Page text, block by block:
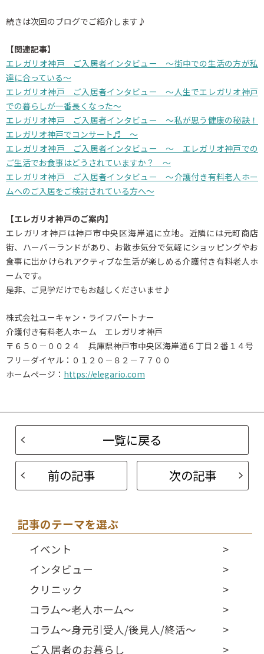
続きは次回のブログでご紹介します♪
【関連記事】
エレガリオ神戸 ご入居者インタビュー ～街中での生活の方が私
達に合っている～
エレガリオ神戸 ご入居者インタビュー ～人生でエレガリオ神戸
での暮らしが一番長くなった～
エレガリオ神戸 ご入居者インタビュー ～私が思う健康の秘訣！
エレガリオ神戸でコンサート♬ ～
エレガリオ神戸 ご入居者インタビュー ～ エレガリオ神戸での
ご生活でお食事はどうされていますか？ ～
エレガリオ神戸 ご入居者インタビュー ～介護付き有料老人ホー
ムへのご入居をご検討されている方へ～
【エレガリオ神戸のご案内】
エレガリオ神戸は神戸市中央区海岸通に立地。近隣には元町商店
街、ハーバーランドがあり、お散歩気分で気軽にショッピングやお
食事に出かけられアクティブな生活が楽しめる介護付き有料老人ホ
ームです。
是非、ご見学だけでもお越しくださいませ♪
株式会社ユーキャン・ライフパートナー
介護付き有料老人ホーム エレガリオ神戸
〒６５０－００２４ 兵庫県神戸市中央区海岸通６丁目２番１４号
フリーダイヤル：０１２０－８２－７７００
ホームページ： https://elegario.com
一覧に戻る
前の記事
次の記事
記事のテーマを選ぶ
イベント
インタビュー
クリニック
コラム～老人ホーム～
コラム～身元引受人/後見人/終活～
ご入居者のお暮らし